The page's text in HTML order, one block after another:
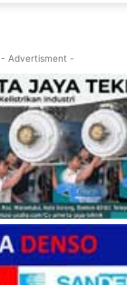
- Advertisment -